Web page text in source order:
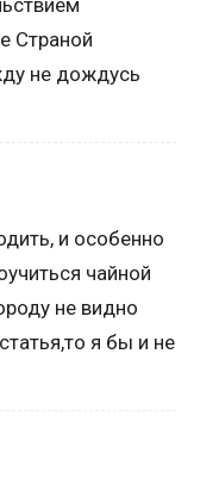
Страной
не дождусь
и особенно
чайной
не видно
я бы и не